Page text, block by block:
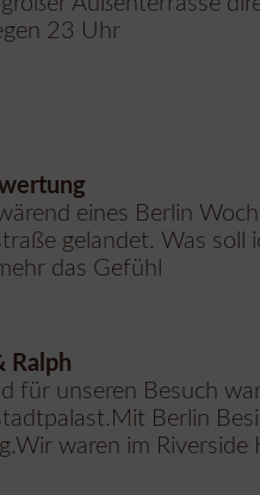
23 Uhr
eines Berlin
gelandet. Was soll
das Gefühl
Ralph
für unseren Besuch
Berlin
waren im Riverside